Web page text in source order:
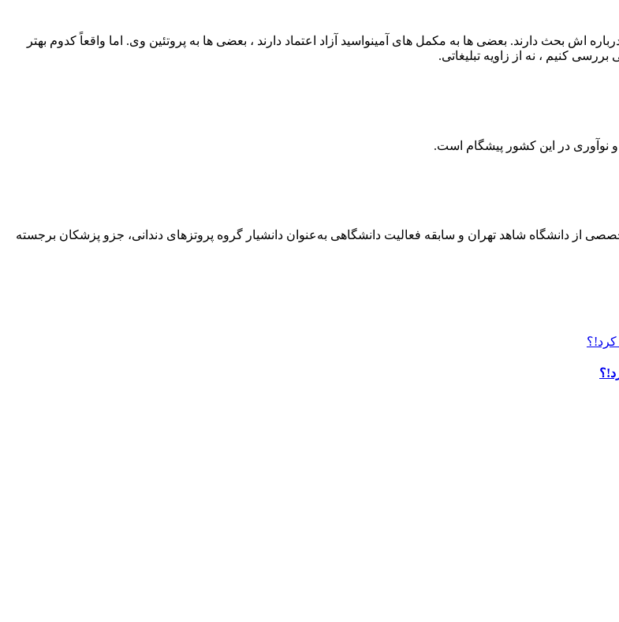
اش بحث دارند. بعضی‌ ها به مکمل‌ های آمینواسید آزاد اعتماد دارند ، بعضی‌ ها به پروتئین وی. اما واقعاً کدوم بهتر
کنیم ، نه از زاویه تبلیغاتی.
و نوآوری در این کشور پیشگام است.
از دانشگاه شاهد تهران و سابقه فعالیت دانشگاهی به‌عنوان دانشیار گروه پروتزهای دندانی، جزو پزشکان برجسته